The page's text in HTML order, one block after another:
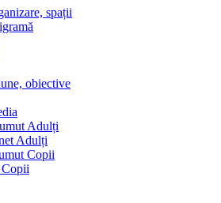
spații
obiective
Adulți
Adulți
Copii
Copii